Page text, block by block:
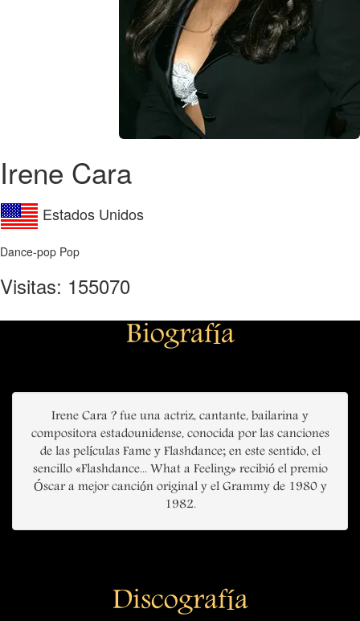
Irene Cara
Estados Unidos
Dance-pop Pop
Visitas: 155070
Biografía
Irene Cara ? fue una actriz, cantante, bailarina y
compositora estadounidense, conocida por las canciones
de las películas Fame y Flashdance; en este sentido, el
sencillo «Flashdance... What a Feeling» recibió el premio
Óscar a mejor canción original y el Grammy de 1980 y
1982.
Discografía